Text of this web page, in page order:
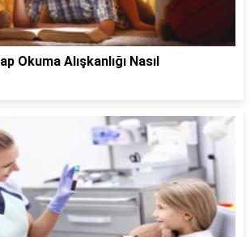
Okuma Alışkanlığı Nasıl